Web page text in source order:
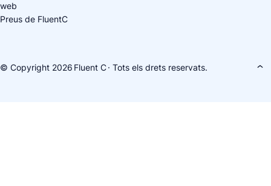
web
Preus de FluentC
© Copyright 2026 Fluent C· Tots els drets reservats.